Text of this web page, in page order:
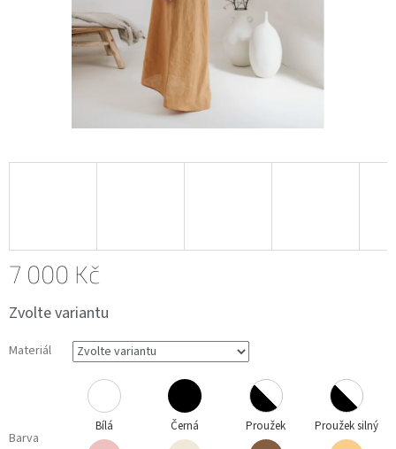
7 000 Kč
cena:
Zvolte variantu
Materiál
Barva
Bílá Černá Proužek Proužek silný